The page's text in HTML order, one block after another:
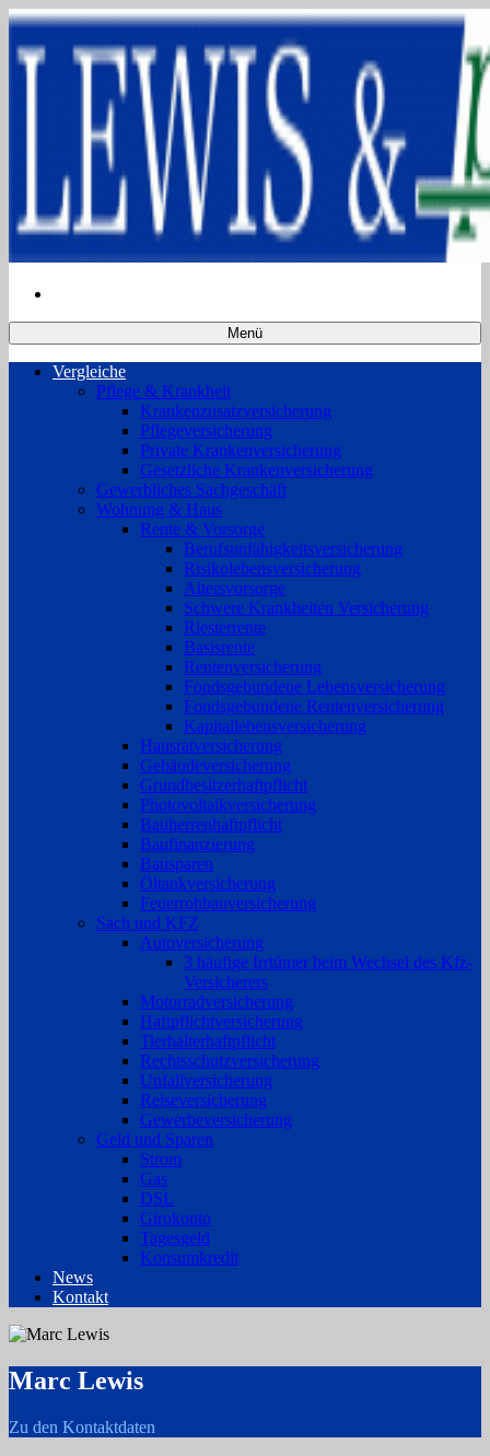
Menü
Vergleiche
Pflege & Krankheit
Krankenzusatzversicherung
Pflegeversicherung
Private Krankenversicherung
Gesetzliche Krankenversicherung
Gewerbliches Sachgeschäft
Wohnung & Haus
Rente & Vorsorge
Berufs­unfähigkeitsversicherung
Risikolebensversicherung
Altersvorsorge
Schwere Krankheiten Versicherung
Riesterrente
Basisrente
Rentenversicherung
Fondsgebundene Lebensversicherung
Fondsgebundene Rentenversicherung
Kapitallebensversicherung
Hausratversicherung
Gebäudeversicherung
Grundbesitzerhaftpflicht
Photovoltaikversicherung
Bauherrenhaftpflicht
Baufinanzierung
Bausparen
Öltankversicherung
Feuerrohbauversicherung
Sach und KFZ
Autoversicherung
3 häufige Irrtümer beim Wechsel des Kfz-
Versicherers
Motorradversicherung
Haftpflichtversicherung
Tierhalterhaftpflicht
Rechtsschutzversicherung
Unfallversicherung
Reiseversicherung
Gewerbeversicherung
Geld und Sparen
Strom
Gas
DSL
Girokonto
Tagesgeld
Konsumkredit
News
Kontakt
Marc Lewis
Zu den Kontaktdaten